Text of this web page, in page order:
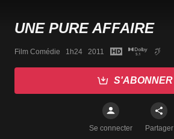
UNE PURE AFFAIRE
Film Comédie   1h24   2011
S'ABONNER
Se connecter Partager